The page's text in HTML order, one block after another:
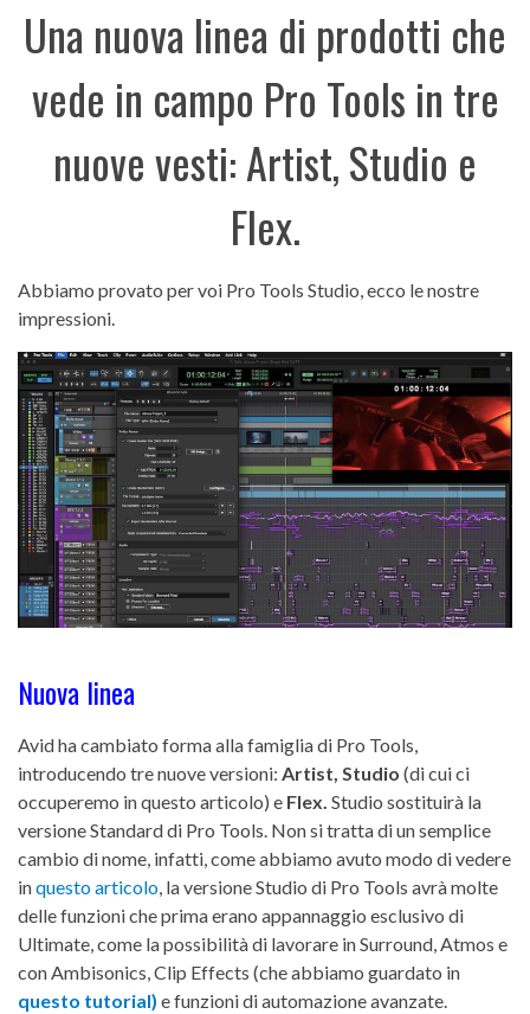
Una nuova linea di prodotti che
vede in campo Pro Tools in tre
nuove vesti: Artist, Studio e
Flex.
Abbiamo provato per voi Pro Tools Studio, ecco le nostre
impressioni.
Nuova linea
Avid ha cambiato forma alla famiglia di Pro Tools,
introducendo tre nuove versioni: Artist, Studio (di cui ci
occuperemo in questo articolo) e Flex. Studio sostituirà la
versione Standard di Pro Tools. Non si tratta di un semplice
cambio di nome, infatti, come abbiamo avuto modo di vedere
inquesto articolo, la versione Studio di Pro Tools avrà molte
delle funzioni che prima erano appannaggio esclusivo di
Ultimate, come la possibilità di lavorare in Surround, Atmos e
con Ambisonics, Clip Effects (che abbiamo guardato in
questo tutorial) e funzioni di automazione avanzate.